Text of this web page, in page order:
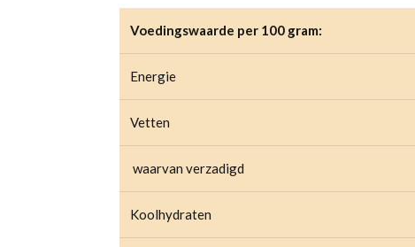
Voedingswaarde per 100 gram:
Energie
Vetten
waarvan verzadigd
Koolhydraten